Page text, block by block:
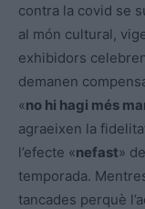
contra la covid se
al món cultural,
exhibidors
demanen
«no hi hagi més
agraeixen la
l’efecte «nefast»
temporada.
tancades perquè